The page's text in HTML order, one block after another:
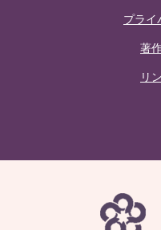
プライ
著
リ